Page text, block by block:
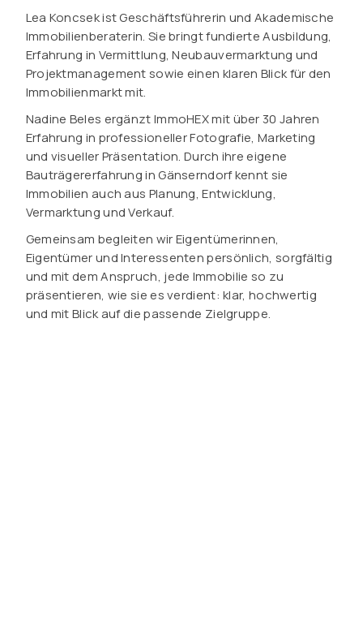
Lea Koncsek ist Geschäftsführerin und Akademische
Immobilienberaterin. Sie bringt fundierte Ausbildung,
Erfahrung in Vermittlung, Neubauvermarktung und
Projektmanagement sowie einen klaren Blick für den
Immobilienmarkt mit.
Nadine Beles ergänzt ImmoHEX mit über 30 Jahren
Erfahrung in professioneller Fotografie, Marketing
und visueller Präsentation. Durch ihre eigene
Bauträgererfahrung in Gänserndorf kennt sie
Immobilien auch aus Planung, Entwicklung,
Vermarktung und Verkauf.
Gemeinsam begleiten wir Eigentümerinnen,
Eigentümer und Interessenten persönlich, sorgfältig
und mit dem Anspruch, jede Immobilie so zu
präsentieren, wie sie es verdient: klar, hochwertig
und mit Blick auf die passende Zielgruppe.